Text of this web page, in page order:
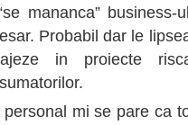
mananca”
Probabil dar le
in proiecte
personal mi se pare ca